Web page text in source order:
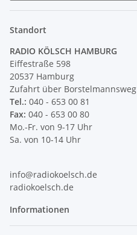
Standort
RADIO KÖLSCH HAMBURG
Eiffestraße 598
20537 Hamburg
Zufahrt über Borstelmannsweg
Tel.: 040 - 653 00 81
Fax: 040 - 653 00 80
Mo.-Fr. von 9-17 Uhr
Sa. von 10-14 Uhr
info@radiokoelsch.de
radiokoelsch.de
Informationen